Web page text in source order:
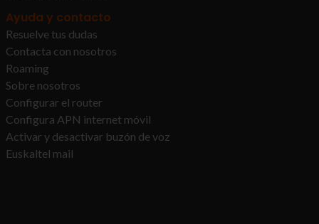
Ayuda y contacto
Resuelve tus dudas
Contacta con nosotros
Roaming
Sobre nosotros
Configurar el router
Configura APN internet móvil
Activar y desactivar buzón de voz
Euskaltel mail